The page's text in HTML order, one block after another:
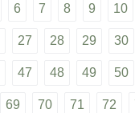
6 7 8 9 10
27 28 29 30
47 48 49 50
69 70 71 72